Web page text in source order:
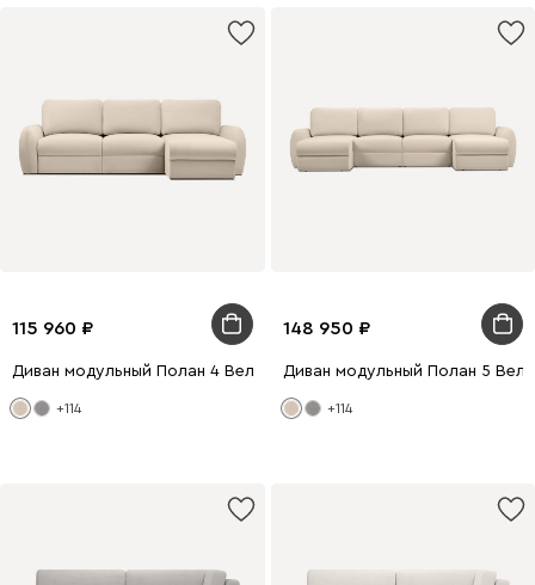
115 960
Диван модульный Полан 4 Велюр Молочный
+114
148 950
Диван модульный Полан 5
+114